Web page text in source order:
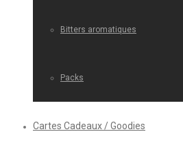
Bitters aromatiques
Packs
Cartes Cadeaux / Goodies